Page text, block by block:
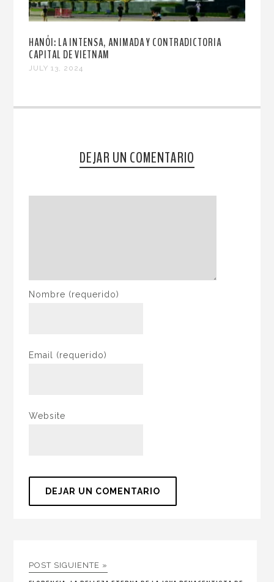
HANÓI: LA INTENSA, ANIMADA Y CONTRADICTORIA
CAPITAL DE VIETNAM
JULY 13, 2024
DEJAR UN COMENTARIO
Nombre (requerido)
Email (requerido)
Website
POST SIGUIENTE »